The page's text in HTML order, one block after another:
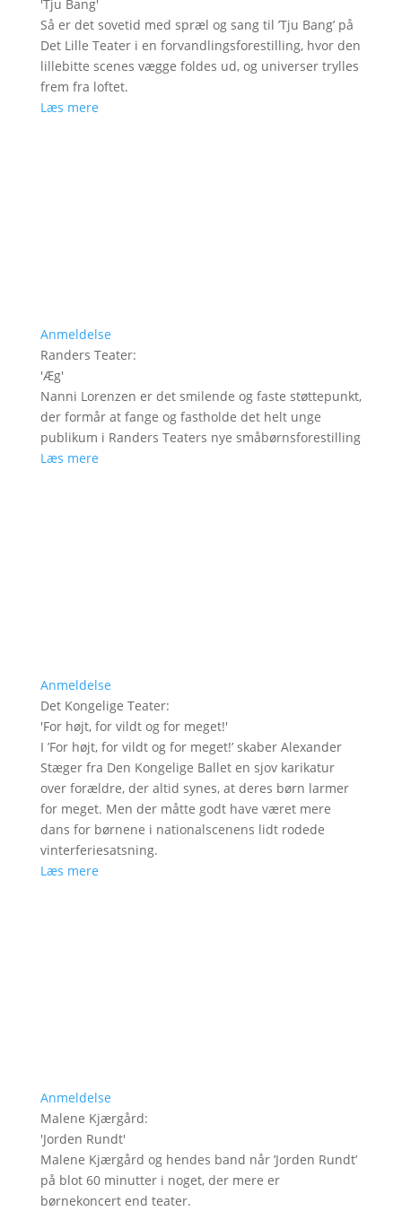
'Tju Bang'
Så er det sovetid med spræl og sang til ’Tju Bang’ på
Det Lille Teater i en forvandlingsforestilling, hvor den
lillebitte scenes vægge foldes ud, og universer trylles
frem fra loftet.
Læs mere
Anmeldelse
Randers Teater:
'Æg'
Nanni Lorenzen er det smilende og faste støttepunkt,
der formår at fange og fastholde det helt unge
publikum i Randers Teaters nye småbørnsforestilling
Læs mere
Anmeldelse
Det Kongelige Teater:
'For højt, for vildt og for meget!'
I ’For højt, for vildt og for meget!’ skaber Alexander
Stæger fra Den Kongelige Ballet en sjov karikatur
over forældre, der altid synes, at deres børn larmer
for meget. Men der måtte godt have været mere
dans for børnene i nationalscenens lidt rodede
vinterferiesatsning.
Læs mere
Anmeldelse
Malene Kjærgård:
'Jorden Rundt'
Malene Kjærgård og hendes band når ’Jorden Rundt’
på blot 60 minutter i noget, der mere er
børnekoncert end teater.